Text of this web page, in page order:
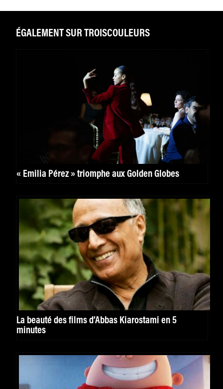
ÉGALEMENT SUR TROISCOULEURS
« Emilia Pérez » triomphe aux Golden Globes
La beauté des films d’Abbas Kiarostami en 5
minutes